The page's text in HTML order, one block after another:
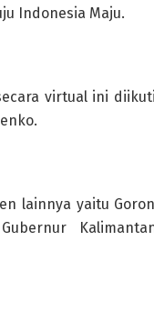
Indonesia Maju.
virtual ini
lainnya yaitu